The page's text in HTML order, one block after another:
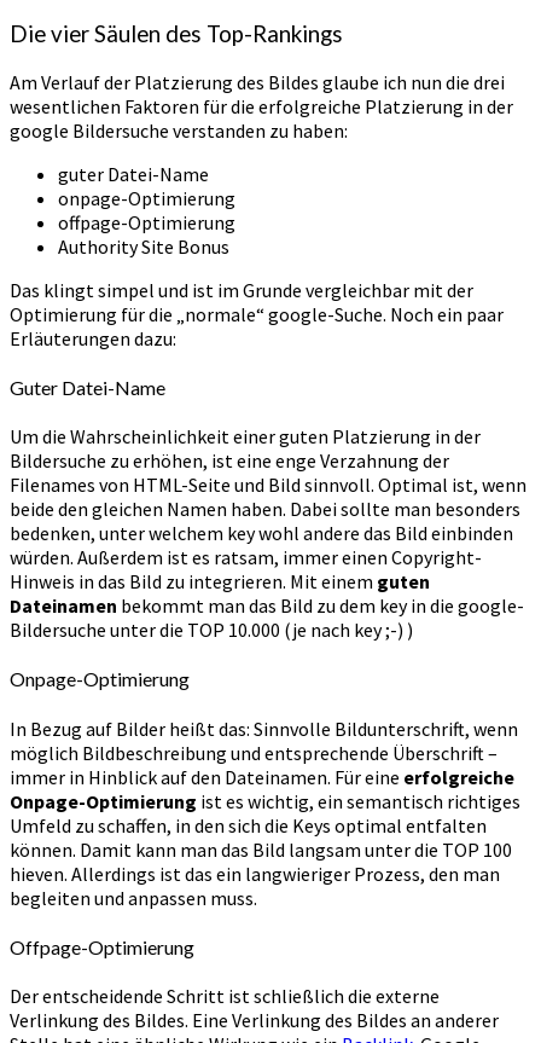
Die vier Säulen des Top-Rankings
Am Verlauf der Platzierung des Bildes glaube ich nun die drei
wesentlichen Faktoren für die erfolgreiche Platzierung in der
google Bildersuche verstanden zu haben:
guter Datei-Name
onpage-Optimierung
offpage-Optimierung
Authority Site Bonus
Das klingt simpel und ist im Grunde vergleichbar mit der
Optimierung für die „normale“ google-Suche. Noch ein paar
Erläuterungen dazu:
Guter Datei-Name
Um die Wahrscheinlichkeit einer guten Platzierung in der
Bildersuche zu erhöhen, ist eine enge Verzahnung der
Filenames von HTML-Seite und Bild sinnvoll. Optimal ist, wenn
beide den gleichen Namen haben. Dabei sollte man besonders
bedenken, unter welchem key wohl andere das Bild einbinden
würden. Außerdem ist es ratsam, immer einen Copyright-
Hinweis in das Bild zu integrieren. Mit einem guten
Dateinamen bekommt man das Bild zu dem key in die google-
Bildersuche unter die TOP 10.000 (je nach key ;-) )
Onpage-Optimierung
In Bezug auf Bilder heißt das: Sinnvolle Bildunterschrift, wenn
möglich Bildbeschreibung und entsprechende Überschrift –
immer in Hinblick auf den Dateinamen. Für eine erfolgreiche
Onpage-Optimierung ist es wichtig, ein semantisch richtiges
Umfeld zu schaffen, in den sich die Keys optimal entfalten
können. Damit kann man das Bild langsam unter die TOP 100
hieven. Allerdings ist das ein langwieriger Prozess, den man
begleiten und anpassen muss.
Offpage-Optimierung
Der entscheidende Schritt ist schließlich die externe
Verlinkung des Bildes. Eine Verlinkung des Bildes an anderer